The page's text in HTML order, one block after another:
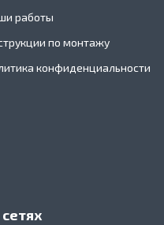
работы
по монтажу
конфиденциальности